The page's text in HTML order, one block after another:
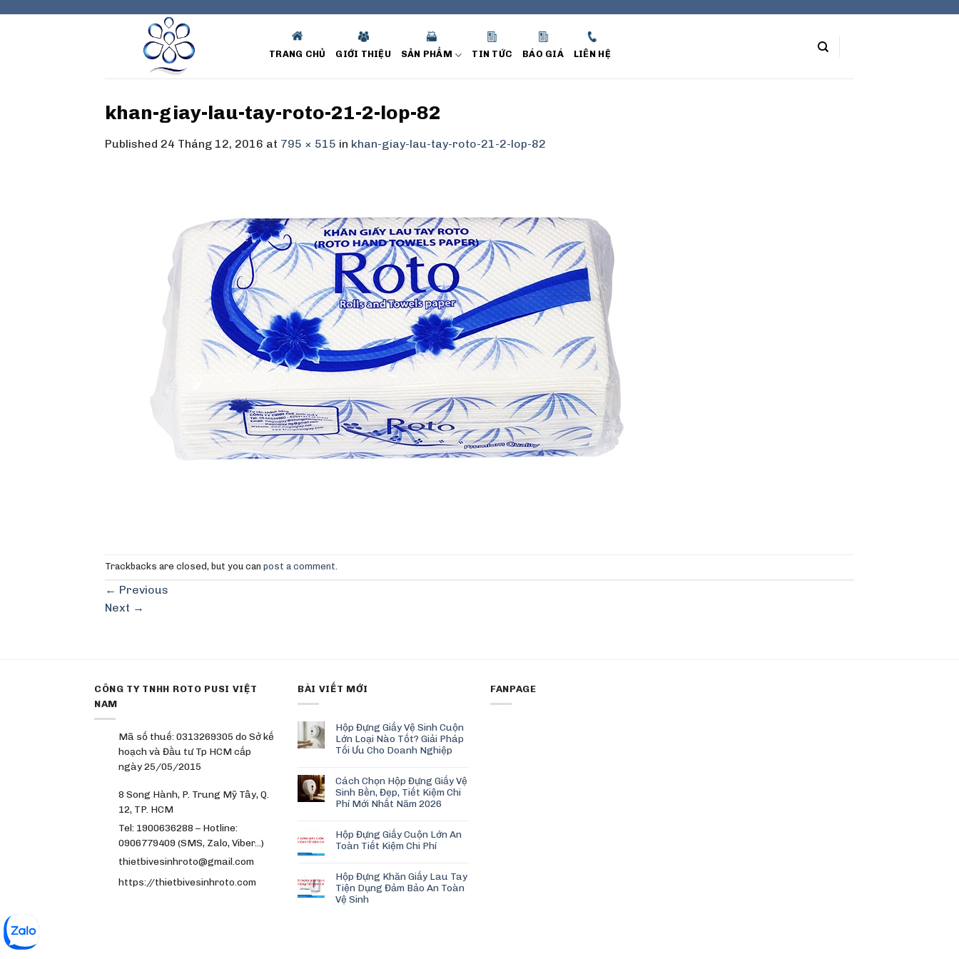
TRANG CHỦ GIỚI THIỆU SẢN PHẨM TIN TỨC BÁO GIÁ LIÊN HỆ
khan-giay-lau-tay-roto-21-2-lop-82
Published 24 Tháng 12, 2016 at 795 × 515 in khan-giay-lau-tay-roto-21-2-lop-82
Trackbacks are closed, but you can post a comment
← Previous
Next →
CÔNG TY TNHH ROTO PUSI VIỆT
NAM
Mã số thuế: 0313269305 do Sở kế
hoạch và Đầu tư Tp HCM cấp
ngày 25/05/2015
8 Song Hành, P. Trung Mỹ Tây, Q.
12, TP. HCM
Tel: 1900636288 – Hotline:
0906779409 (SMS, Zalo, Viber…)
thietbivesinhroto@gmail.com
https://thietbivesinhroto.com
BÀI VIẾT MỚI
Hộp Đựng Giấy Vệ Sinh Cuộn
Lớn Loại Nào Tốt? Giải Pháp
Tối Ưu Cho Doanh Nghiệp
Cách Chọn Hộp Đựng Giấy Vệ
Sinh Bền, Đẹp, Tiết Kiệm Chi
Phí Mới Nhất Năm 2026
Hộp Đựng Giấy Cuộn Lớn An
Toàn Tiết Kiệm Chi Phí
Hộp Đựng Khăn Giấy Lau Tay
Tiện Dụng Đảm Bảo An Toàn
Vệ Sinh
FANPAGE